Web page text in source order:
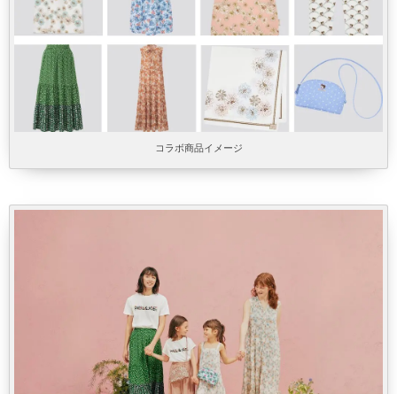
コラボ商品イメージ